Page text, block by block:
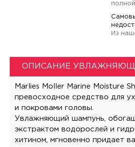
Из
ОПИСАНИЕ
Marlies Moller Marine Moisture
превосходное средство для
и покровами головы.
Увлажняющий шампунь,
экстрактом водорослей и
хитином, мгновенно придает